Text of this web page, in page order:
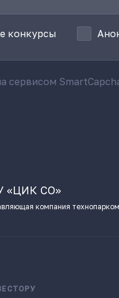
конкурсы
«ЦИК СО»
компания технопарком